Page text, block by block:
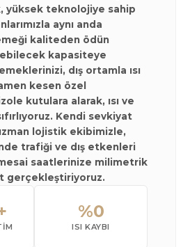
yüksek teknolojiye sahip
aynı anda
kaliteden ödün
kapasiteye
dış ortamla ısı
kesen özel
kutulara alarak, ısı ve
Kendi sevkiyat
lojistik ekibimizle,
trafiği ve dış etkenleri
saatlerinize milimetrik
gerçekleştiriyoruz.
%0
ISI KAYBI